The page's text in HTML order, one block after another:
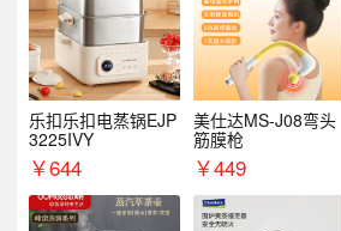
乐扣乐扣电蒸锅EJP
3225IVY
￥644
美仕达MS-J08弯头
筋膜枪
￥449